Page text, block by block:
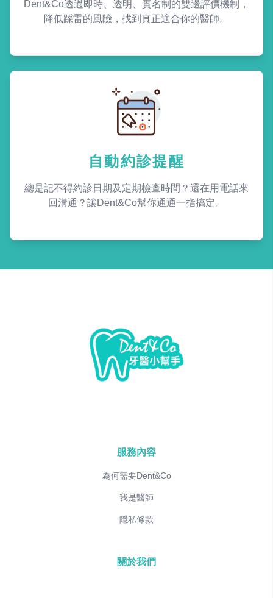
Dent&Co透過即時、透明、實名制的雙邊評價機制，
降低踩雷的風險，找到真正適合你的醫師。
自動約診提醒
總是記不得約診日期及定期檢查時間？還在用電話來
回溝通？讓Dent&Co幫你通通一指搞定。
服務內容
為何需要Dent&Co
我是醫師
隱私條款
關於我們